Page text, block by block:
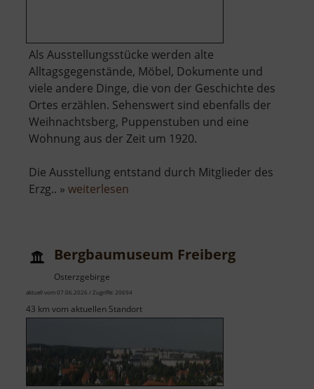
Als Ausstellungsstücke werden alte
Alltagsgegenstände, Möbel, Dokumente und
viele andere Dinge, die von der Geschichte des
Ortes erzählen. Sehenswert sind ebenfalls der
Weihnachtsberg, Puppenstuben und eine
Wohnung aus der Zeit um 1920.
Die Ausstellung entstand durch Mitglieder des
Erzg.. » weiterlesen
Bergbaumuseum Freiberg
Osterzgebirge
aktuell vom 07.06.2026 / Zugriffe: 20694
43 km vom aktuellen Standort